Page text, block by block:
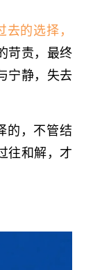
的选择，
苛责，最终
宁静，失去
的，不管结
往和解，才